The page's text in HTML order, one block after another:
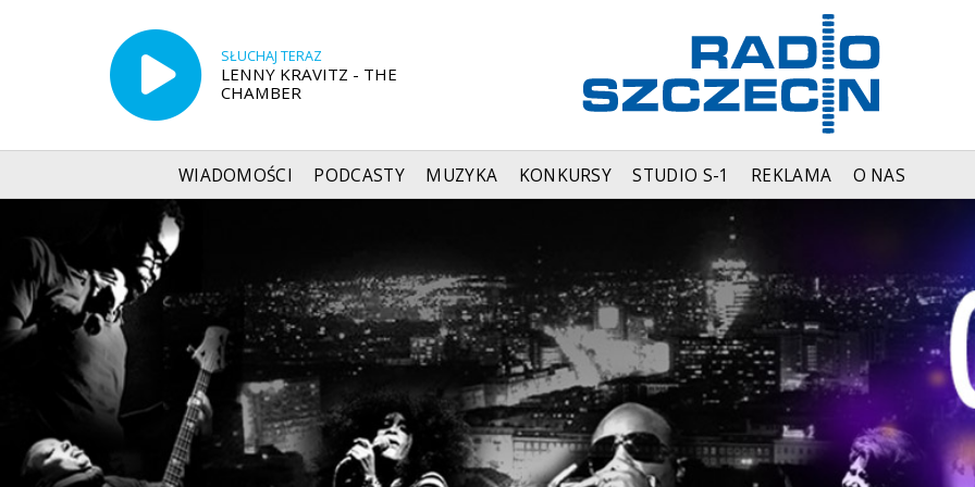
SŁUCHAJ TERAZ
LENNY KRAVITZ - THE
CHAMBER
WIADOMOŚCI PODCASTY MUZYKA KONKURSY STUDIO S-1 REKLAMA O NAS